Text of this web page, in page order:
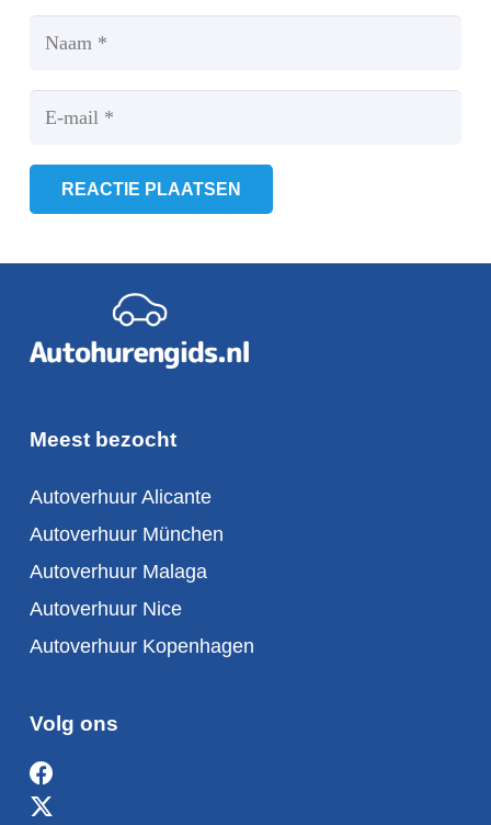
REACTIE PLAATSEN
Meest bezocht
Autoverhuur Alicante
Autoverhuur München
Autoverhuur Malaga
Autoverhuur Nice
Autoverhuur Kopenhagen
Volg ons